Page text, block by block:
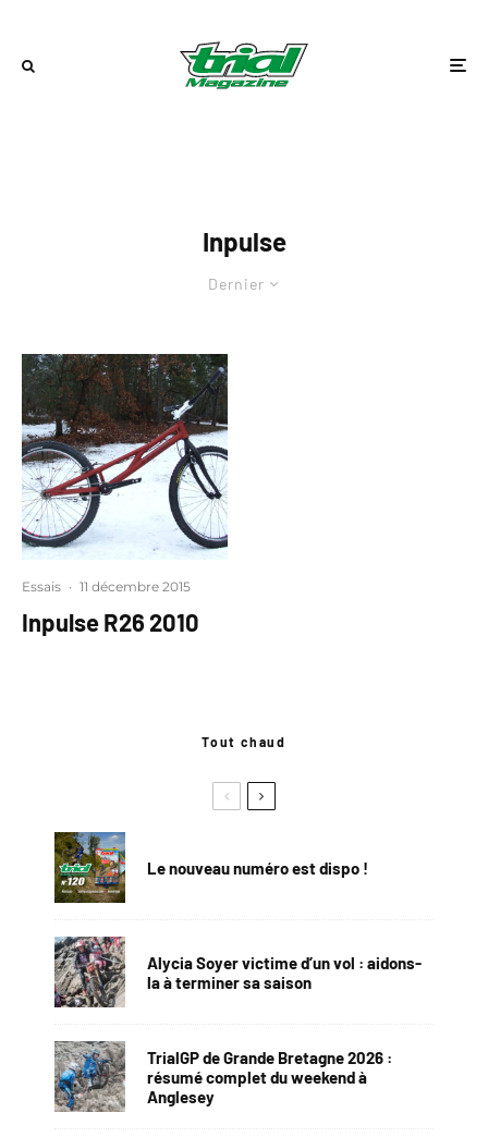
Inpulse
Dernier
Essais · 11 décembre 2015
Inpulse R26 2010
Tout chaud
Le nouveau numéro est dispo !
Alycia Soyer victime d’un vol : aidons-
la à terminer sa saison
TrialGP de Grande Bretagne 2026 :
résumé complet du weekend à
Anglesey